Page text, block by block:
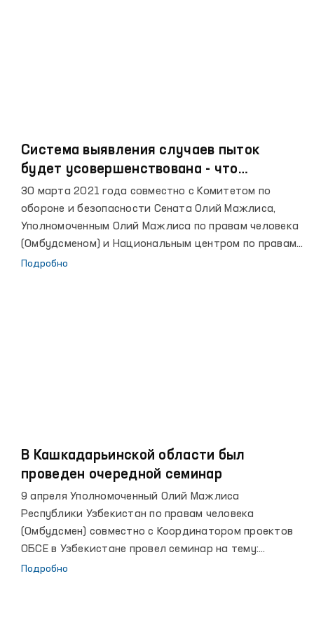
Система выявления случаев пыток
будет усовершенствована - что
отражено в проекте указа Президента?
30 марта 2021 года совместно с Комитетом по
обороне и безопасности Сената Олий Мажлиса,
Уполномоченным Олий Мажлиса по правам человека
(Омбудсменом) и Национальным центром по правам
человека Республики Узбекистан был проведен
Подробно
В Кашкадарьинской области был
проведен очередной семинар
9 апреля Уполномоченный Олий Мажлиса
Республики Узбекистан по правам человека
(Омбудсмен) совместно с Координатором проектов
ОБСЕ в Узбекистане провел семинар на тему:
«Законодательство Республики Узбекистан и
Подробно